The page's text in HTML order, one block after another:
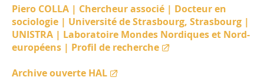
Piero COLLA | Chercheur associé | Docteur en
sociologie | Université de Strasbourg, Strasbourg |
UNISTRA | Laboratoire Mondes Nordiques et Nord-
européens | Profil de recherche
Archive ouverte HAL